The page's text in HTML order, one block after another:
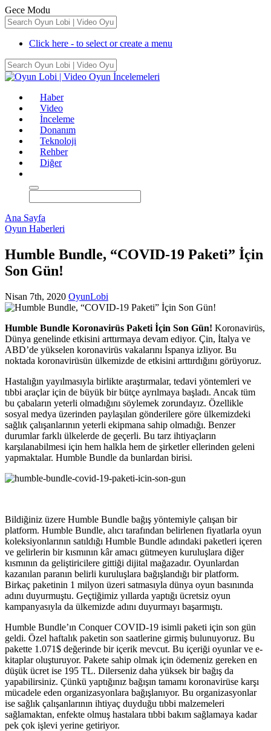
Gece Modu
Click here - to select or create a menu
Haber
Video
İnceleme
Donanım
Teknoloji
Rehber
Diğer
Ana Sayfa
Oyun Haberleri
Humble Bundle, “COVID-19 Paketi” İçin
Son Gün!
Nisan 7th, 2020 OyunLobi
Humble Bundle Koronavirüs Paketi İçin Son Gün! Koronavirüs,
Dünya genelinde etkisini arttırmaya devam ediyor. Çin, İtalya ve
ABD’de yükselen koronavirüs vakalarını İspanya izliyor. Bu
noktada koronavirüsün ülkemizde de etkisini arttırdığını görüyoruz.
Hastalığın yayılmasıyla birlikte araştırmalar, tedavi yöntemleri ve
tıbbi araçlar için de büyük bir bütçe ayrılmaya başladı. Ancak tüm
bu çabaların yeterli olmadığını söylemek zorundayız. Özellikle
sosyal medya üzerinden paylaşılan gönderilere göre ülkemizdeki
sağlık çalışanlarının yeterli ekipmana sahip olmadığı. Benzer
durumlar farklı ülkelerde de geçerli. Bu tarz ihtiyaçların
karşılanabilmesi için hem halkla hem de şirketler ellerinden geleni
yapmaktalar. Humble Bundle da bunlardan birisi.
Bildiğiniz üzere Humble Bundle bağış yöntemiyle çalışan bir
platform. Humble Bundle, alıcı tarafından belirlenen fiyatlarla oyun
koleksiyonlarının satıldığı Humble Bundle adındaki paketleri içeren
ve gelirlerin bir kısmının kâr amacı gütmeyen kuruluşlara diğer
kısmının da geliştiricilere gittiği dijital mağazadır. Oyunlardan
kazanılan paranın belirli kuruluşlara bağışlandığı bir platform.
Birkaç paketinin 1 milyon üzeri satmasıyla dünya oyun basınında
adını duyurmuştu. Geçtiğimiz yıllarda yaptığı ücretsiz oyun
kampanyasıyla da ülkemizde adını duyurmayı başarmıştı.
Humble Bundle’ın Conquer COVID-19 isimli paketi için son gün
geldi. Özel haftalık paketin son saatlerine girmiş bulunuyoruz. Bu
pakette 1.071$ değerinde bir içerik mevcut. Bu içeriği oyunlar ve e-
kitaplar oluşturuyor. Pakete sahip olmak için ödemeniz gereken en
düşük ücret ise 195 TL. Dilerseniz daha yüksek bir bağış da
yapabilirsiniz. Çünkü yaptığınız bağışın tamamı koronavirüse karşı
mücadele eden organizasyonlara bağışlanıyor. Bu organizasyonlar
ise sağlık çalışanlarının ihtiyaç duyduğu tıbbi malzemeleri
sağlamaktan, enfekte olmuş hastalara tıbbi bakım sağlamaya kadar
pek çok işlevi yerine getiriyor.